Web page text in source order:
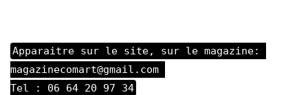
Apparaitre sur le site, sur le magazine:
magazinecomart@gmail.com
Tel : 06 64 20 97 34